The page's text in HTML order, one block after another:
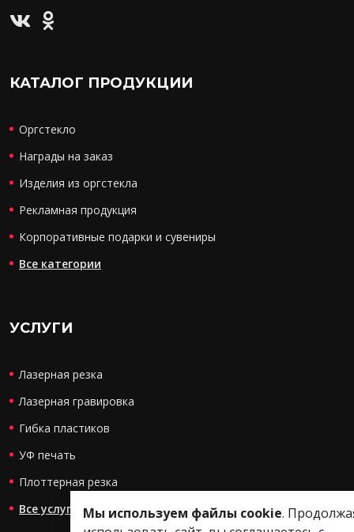
КАТАЛОГ ПРОДУКЦИИ
Оргстекло
Награды на заказ
Изделия из оргстекла
Рекламная продукция
Корпоративные подарки и сувениры
Все категории
УСЛУГИ
Лазерная резка
Лазерная гравировка
Гибка пластиков
УФ печать
Плоттерная резка
Все услуги
Мы используем файлы cookie.